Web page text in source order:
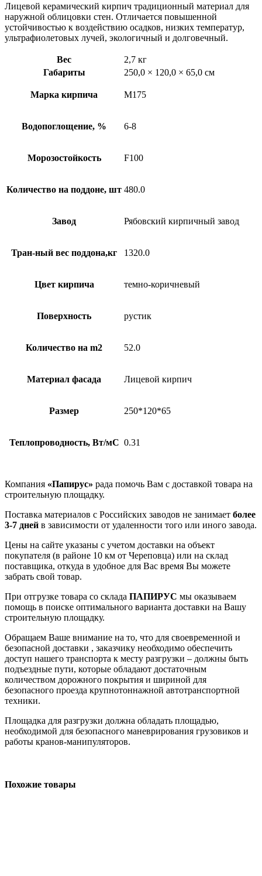
Лицевой керамический кирпич традиционный материал для
наружной облицовки стен. Отличается повышенной
устойчивостью к воздействию осадков, низких температур,
ультрафиолетовых лучей, экологичный и долговечный.
Вес
2,7 кг
Габариты
250,0 × 120,0 × 65,0 см
Марка кирпича М175
Водопоглощение, % 6-8
Морозостойкость F100
Количество на поддоне, шт 480.0
Завод Рябовский кирпичный завод
Тран-ный вес поддона,кг 1320.0
Цвет кирпича темно-коричневый
Поверхность рустик
Количество на m2 52.0
Материал фасада Лицевой кирпич
Размер 250*120*65
Теплопроводность, Вт/мС 0.31
Компания «Папирус» рада помочь Вам с доставкой товара на
строительную площадку.
Поставка материалов с Российских заводов не занимает более
3-7 дней в зависимости от удаленности того или иного завода.
Цены на сайте указаны с учетом доставки на объект
покупателя (в районе 10 км от Череповца) или на склад
поставщика, откуда в удобное для Вас время Вы можете
забрать свой товар.
При отгрузке товара со склада ПАПИРУС мы оказываем
помощь в поиске оптимального варианта доставки на Вашу
строительную площадку.
Обращаем Ваше внимание на то, что для своевременной и
безопасной доставки , заказчику необходимо обеспечить
доступ нашего транспорта к месту разгрузки – должны быть
подъездные пути, которые обладают достаточным
количеством дорожного покрытия и шириной для
безопасного проезда крупнотоннажной автотранспортной
техники.
Площадка для разгрузки должна обладать площадью,
необходимой для безопасного маневрирования грузовиков и
работы кранов-манипуляторов.
Похожие товары